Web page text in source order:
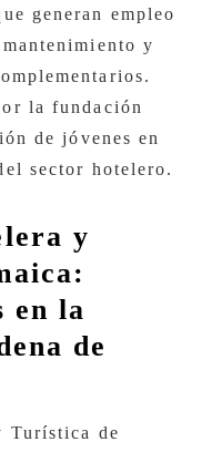
generan empleo
y
la fundación
de jóvenes en
sector hotelero.
y
en la
de
Turística de